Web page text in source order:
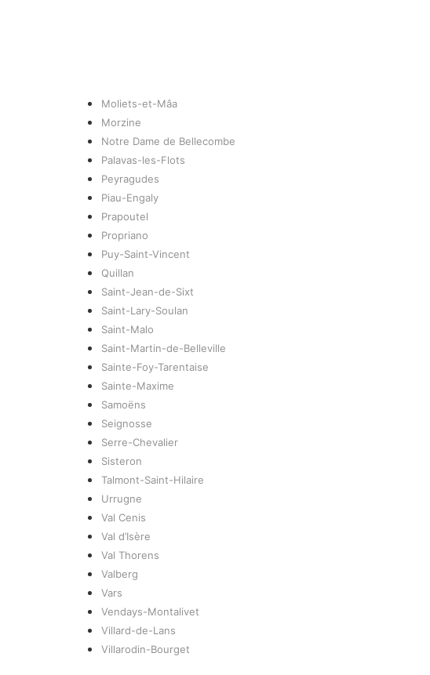
Moliets-et-Mâa
Morzine
Notre Dame de Bellecombe
Palavas-les-Flots
Peyragudes
Piau-Engaly
Prapoutel
Propriano
Puy-Saint-Vincent
Quillan
Saint-Jean-de-Sixt
Saint-Lary-Soulan
Saint-Malo
Saint-Martin-de-Belleville
Sainte-Foy-Tarentaise
Sainte-Maxime
Samoëns
Seignosse
Serre-Chevalier
Sisteron
Talmont-Saint-Hilaire
Urrugne
Val Cenis
Val d’Isère
Val Thorens
Valberg
Vars
Vendays-Montalivet
Villard-de-Lans
Villarodin-Bourget